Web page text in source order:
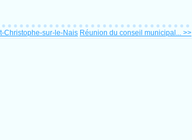
Christophe-sur-le-Nais Réunion du conseil municipal... >>